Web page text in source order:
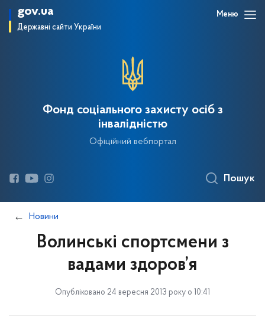
gov.ua
Державні сайти України
Меню
Фонд соціального захисту осіб з
інвалідністю
Офіційний вебпортал
Пошук
Новини
Волинські спортсмени з
вадами здоров’я
Опубліковано 24 вересня 2013 року о 10:41